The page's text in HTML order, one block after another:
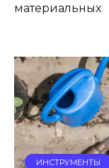
материальных
ИНСТРУМЕНТЫ